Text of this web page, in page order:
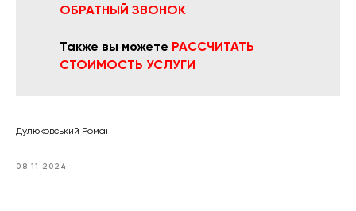
ОБРАТНЫЙ ЗВОНОК
Также вы можете РАССЧИТАТЬ
СТОИМОСТЬ УСЛУГИ
Дулюковський Роман
08.11.2024